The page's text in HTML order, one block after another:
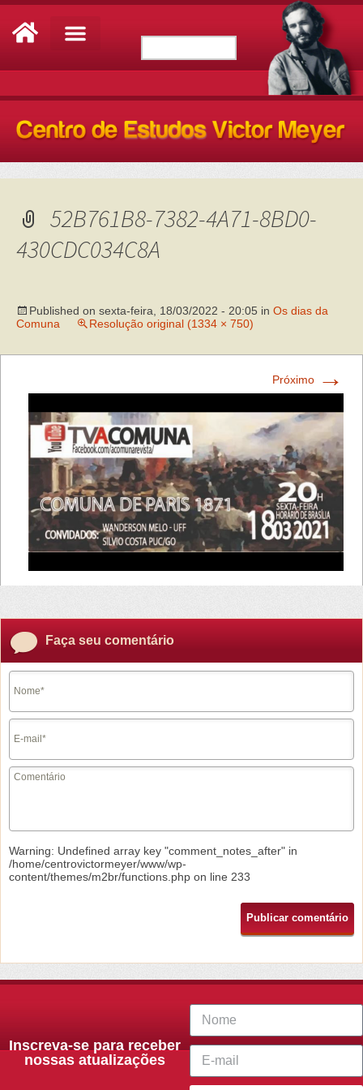
52B761B8-7382-4A71-8BD0-
430CDC034C8A
Published on sexta-feira, 18/03/2022 - 20:05 in Os dias da
Comuna
Resolução original (1334 × 750)
Próximo →
Faça seu comentário
Warning: Undefined array key "comment_notes_after" in
/home/centrovictormeyer/www/wp-
content/themes/m2br/functions.php on line 233
Inscreva-se para receber
nossas atualizações